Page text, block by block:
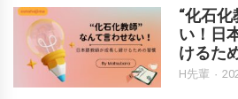
“化石
い！日
けるた
H先輩